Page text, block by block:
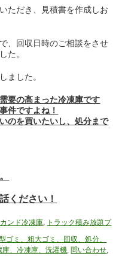
ただき、見積書を作成しお
、回収日時のご相談をさせ
た。
ました。
要の高まった冷凍庫です
件ですよね！
のを買いたいし、処分まで
ください！
ンド冷凍庫, トラック積み放題プ
ゴミ、粗大ゴミ、回収、処分、
庫、冷凍庫、洗濯機, 問い合わせ,